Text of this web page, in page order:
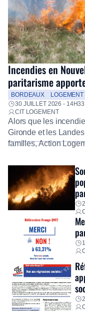
Incendies en
paritarisme
salariés
BORDEAUX
LOGEMENT
30 JUILLET 2026 - 14H33
CIT LOGEMENT
Alors que les
Gironde et les
familles, Action
Fidèle à sa mission
immédiatement ses
personnalisé, des
premières dépenses,